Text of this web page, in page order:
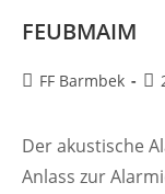
FEUBMAIM
Beitrags-
FF Barmbek
Der akustische
Anlass zur